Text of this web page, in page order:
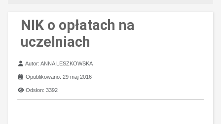
NIK o opłatach na
uczelniach
Szczegóły
Autor:ANNA LESZKOWSKA
Opublikowano: 29 maj 2016
Odsłon: 3392